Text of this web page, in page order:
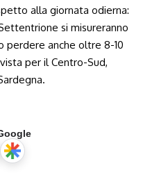
alla giornata odierna:
si misureranno
perdere anche oltre 8-10
per il Centro-Sud,